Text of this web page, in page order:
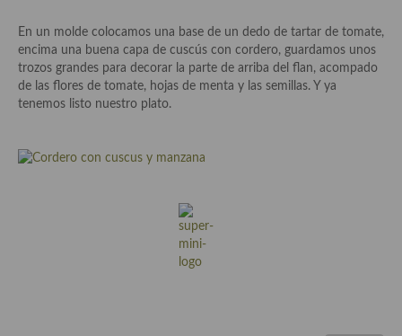
Cocina de Nicaragua
Cocina Ecuatoriana
Cocina Mexicana
En un molde colocamos una base de un dedo de tartar de tomate,
encima una buena capa de cuscús con cordero, guardamos unos
trozos grandes para decorar la parte de arriba del flan, acompado
de las flores de tomate, hojas de menta y las semillas. Y ya
tenemos listo nuestro plato.